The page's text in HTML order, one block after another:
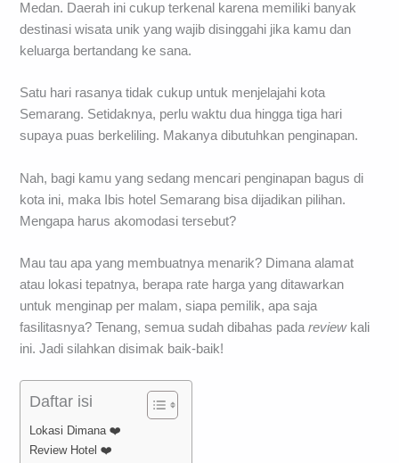
Medan. Daerah ini cukup terkenal karena memiliki banyak
destinasi wisata unik yang wajib disinggahi jika kamu dan
keluarga bertandang ke sana.
Satu hari rasanya tidak cukup untuk menjelajahi kota
Semarang. Setidaknya, perlu waktu dua hingga tiga hari
supaya puas berkeliling. Makanya dibutuhkan penginapan.
Nah, bagi kamu yang sedang mencari penginapan bagus di
kota ini, maka Ibis hotel Semarang bisa dijadikan pilihan.
Mengapa harus akomodasi tersebut?
Mau tau apa yang membuatnya menarik? Dimana alamat
atau lokasi tepatnya, berapa rate harga yang ditawarkan
untuk menginap per malam, siapa pemilik, apa saja
fasilitasnya? Tenang, semua sudah dibahas padareviewkali
ini. Jadi silahkan disimak baik-baik!
Daftar isi
Lokasi Dimana ❤️
Review Hotel ❤️